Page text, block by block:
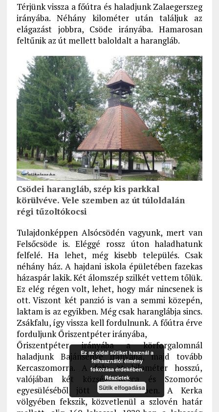
Térjünk vissza a főútra és haladjunk Zalaegerszeg
irányába. Néhány kilométer után találjuk az
elágazást jobbra, Csöde irányába. Hamarosan
feltűnik az út mellett baloldalt a harangláb.
Csödei harangláb, szép kis parkkal
körülvéve. Vele szemben az út túloldalán
régi tűzoltókocsi
Tulajdonképpen Alsócsödén vagyunk, mert van
Felsőcsöde is. Eléggé rossz úton haladhatunk
felfelé. Ha lehet, még kisebb település. Csak
néhány ház. A hajdani iskola épületében fazekas
házaspár lakik. Két álomszép szilkét vettem tőlük.
Ez elég régen volt, lehet, hogy már nincsenek is
ott. Viszont két panzió is van a semmi közepén,
laktam is az egyikben. Még csak haranglábja sincs.
Zsákfalu, így vissza kell fordulnunk. A főútra érve
forduljunk Őriszentpéter irányába,
Őriszentpéter irányába a körforgalomnál
haladjunk Bajánsenye irányába, majd tovább
Kercaszomorra. A falu öt kilométer hosszú,
valójában két község, Kerca és Szomoróc
egyesüléséből jött létre 1942-ben. A Kerka
völgyében fekszik, közvetlenül a szlovén határ
Ez az oldal sütiket használ a
felhasználói élmény
fokozása érdekében.
Részletek
Sütik elfogadása